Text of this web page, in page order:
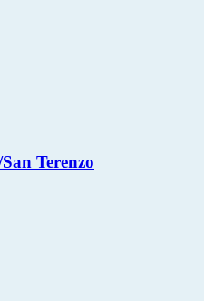
Terenzo